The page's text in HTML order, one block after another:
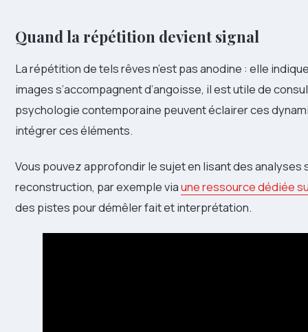
Quand la répétition devient signal
La répétition de tels rêves n’est pas anodine : elle
images s’accompagnent d’angoisse, il est utile de
psychologie contemporaine peuvent éclairer ces
intégrer ces éléments.
Vous pouvez approfondir le sujet en lisant des analyses
reconstruction, par exemple viaune ressource dédiée
des pistes pour démêler fait et interprétation.